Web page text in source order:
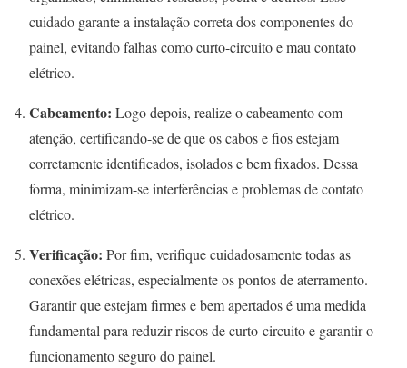
cuidado garante a instalação correta dos componentes do
painel, evitando falhas como curto-circuito e mau contato
elétrico.
Cabeamento: Logo depois, realize o cabeamento com
atenção, certificando-se de que os cabos e fios estejam
corretamente identificados, isolados e bem fixados. Dessa
forma, minimizam-se interferências e problemas de contato
elétrico.
Verificação: Por fim, verifique cuidadosamente todas as
conexões elétricas, especialmente os pontos de aterramento.
Garantir que estejam firmes e bem apertados é uma medida
fundamental para reduzir riscos de curto-circuito e garantir o
funcionamento seguro do painel.